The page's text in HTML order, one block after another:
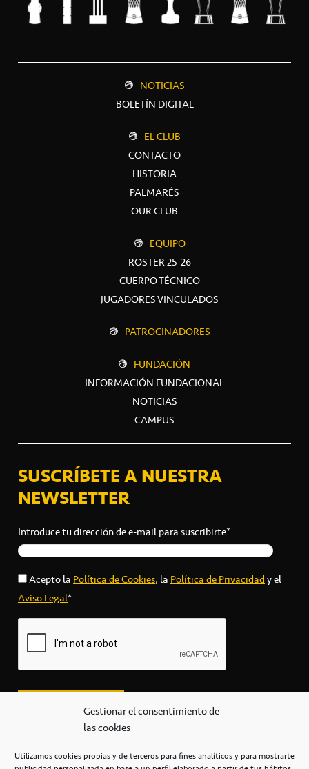
Gestionar el consentimiento de
las cookies
Utilizamos cookies propias y de terceros para fines analíticos y para mostrarte
NOTICIAS
BOLETÍN DIGITAL
EL CLUB
CONTACTO
HISTORIA
PALMARÉS
OUR CLUB
EQUIPO
ROSTER 25-26
CUERPO TÉCNICO
JUGADORES VINCULADOS
PATROCINADORES
FUNDACIÓN
INFORMACIÓN FUNDACIONAL
NOTICIAS
CAMPUS
SUSCRÍBETE A NUESTRA
NEWSLETTER
Introduce tu dirección de e-mail para suscribirte*
Acepto la Política de Cookies, la Política de Privacidady el
Aviso Legal*